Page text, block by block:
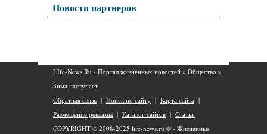
Новости партнеров
LIfe-News.Ru - Портал жизненных новостей » Общество »
Зима наступает
Обратная связь | Поиск по сайту | Карта сайта |
Размещение рекламы | Каталог сайтов | Статьи
COPYRIGHT © 2008-2025 life-news.ru ® - Жизненные